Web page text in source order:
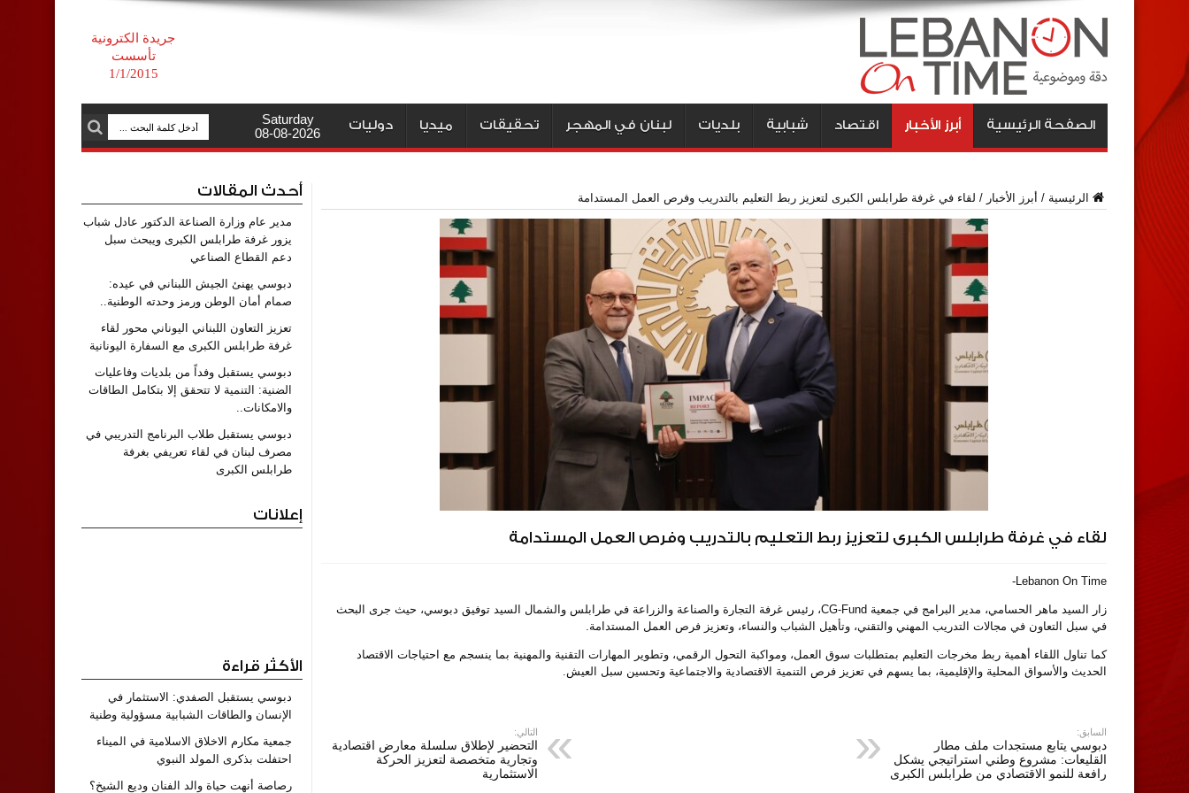
جريدة الكترونية
تأسست
1/1/2015
الصفحة الرئيسية أبرز الأخبار اقتصاد شبابية بلديات لبنان في المهجر تحقيقات ميديا دوليات
Saturday
08-08-2026
الرئيسية / أبرز الأخبار / لقاء في غرفة طرابلس الكبرى لتعزيز ربط التعليم بالتدريب وفرص العمل المستدامة
لقاء في غرفة طرابلس الكبرى لتعزيز ربط التعليم بالتدريب وفرص العمل المستدامة
Lebanon On Time-
زار السيد ماهر الحسامي، مدير البرامج في جمعية CG-Fund، رئيس غرفة التجارة والصناعة والزراعة في طرابلس والشمال السيد توفيق دبوسي، حيث جرى البحث
في سبل التعاون في مجالات التدريب المهني والتقني، وتأهيل الشباب والنساء، وتعزيز فرص العمل المستدامة.
كما تناول اللقاء أهمية ربط مخرجات التعليم بمتطلبات سوق العمل، ومواكبة التحول الرقمي، وتطوير المهارات التقنية والمهنية بما ينسجم مع احتياجات الاقتصاد
الحديث والأسواق المحلية والإقليمية، بما يسهم في تعزيز فرص التنمية الاقتصادية والاجتماعية وتحسين سبل العيش.
السابق:
دبوسي يتابع مستجدات ملف مطار
القليعات: مشروع وطني استراتيجي يشكل
رافعة للنمو الاقتصادي من طرابلس الكبرى
التالي:
التحضير لإطلاق سلسلة معارض اقتصادية
وتجارية متخصصة لتعزيز الحركة
الاستثمارية
أحدث المقالات
مدير عام وزارة الصناعة الدكتور عادل شباب
يزور غرفة طرابلس الكبرى ويبحث سبل
دعم القطاع الصناعي
دبوسي يهنئ الجيش اللبناني في عيده:
صمام أمان الوطن ورمز وحدته الوطنية..
تعزيز التعاون اللبناني اليوناني محور لقاء
غرفة طرابلس الكبرى مع السفارة اليونانية
دبوسي يستقبل وفداً من بلديات وفاعليات
الضنية: التنمية لا تتحقق إلا بتكامل الطاقات
والامكانات..
دبوسي يستقبل طلاب البرنامج التدريبي في
مصرف لبنان في لقاء تعريفي بغرفة
طرابلس الكبرى
إعلانات
الأكثر قراءة
دبوسي يستقبل الصفدي: الاستثمار في
الإنسان والطاقات الشبابية مسؤولية وطنية
جمعية مكارم الاخلاق الاسلامية في الميناء
احتفلت بذكرى المولد النبوي
رصاصة أنهت حياة والد الفنان وديع الشيخ؟